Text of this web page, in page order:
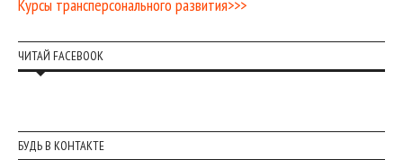
Курсы трансперсонального развития>>>
ЧИТАЙ FACEBOOK
БУДЬ В КОНТАКТЕ